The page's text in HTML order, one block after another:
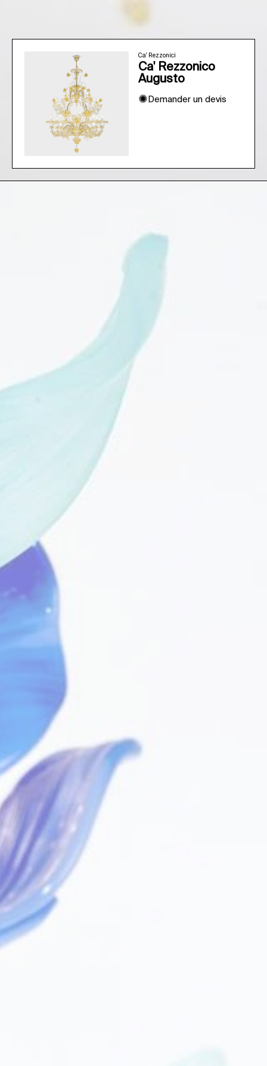
Ca' Rezzonici
Ca' Rezzonico
Augusto
✺ Demander un devis